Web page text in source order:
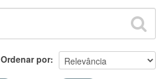
Ordenar por